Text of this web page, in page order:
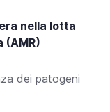
nella lotta
(AMR)
dei patogeni